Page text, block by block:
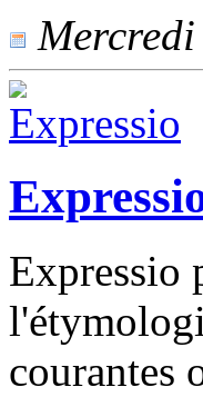
Expressio
courantes